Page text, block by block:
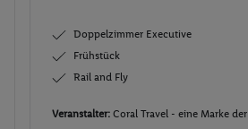
Doppelzimmer Executive
Frühstück
Rail and Fly
Veranstalter: Coral Travel - eine Marke der